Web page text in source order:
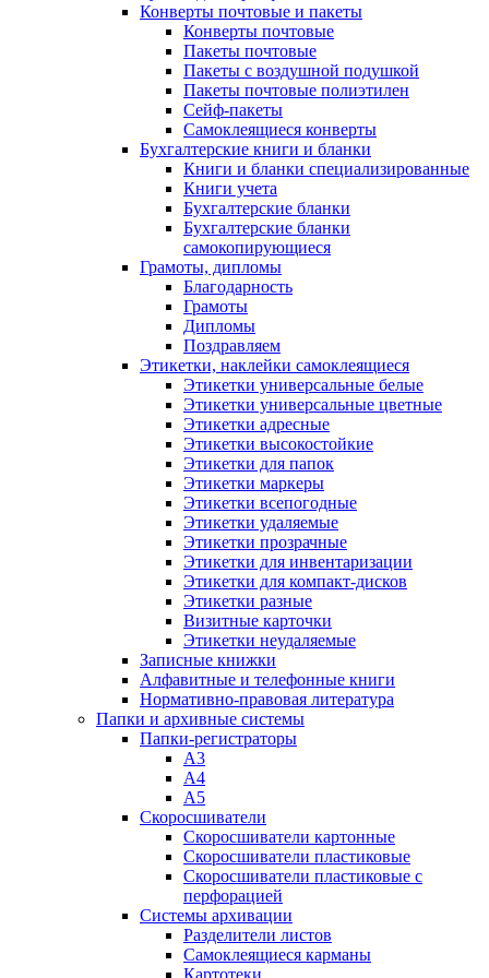
Конверты почтовые и пакеты
Конверты почтовые
Пакеты почтовые
Пакеты с воздушной подушкой
Пакеты почтовые полиэтилен
Сейф-пакеты
Самоклеящиеся конверты
Бухгалтерские книги и бланки
Книги и бланки специализированные
Книги учета
Бухгалтерские бланки
Бухгалтерские бланки
самокопирующиеся
Грамоты, дипломы
Благодарность
Грамоты
Дипломы
Поздравляем
Этикетки, наклейки самоклеящиеся
Этикетки универсальные белые
Этикетки универсальные цветные
Этикетки адресные
Этикетки высокостойкие
Этикетки для папок
Этикетки маркеры
Этикетки всепогодные
Этикетки удаляемые
Этикетки прозрачные
Этикетки для инвентаризации
Этикетки для компакт-дисков
Этикетки разные
Визитные карточки
Этикетки неудаляемые
Записные книжки
Алфавитные и телефонные книги
Нормативно-правовая литература
Папки и архивные системы
Папки-регистраторы
А3
А4
А5
Скоросшиватели
Скоросшиватели картонные
Скоросшиватели пластиковые
Скоросшиватели пластиковые с
перфорацией
Системы архивации
Разделители листов
Самоклеящиеся карманы